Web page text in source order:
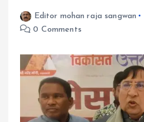
Editor mohan raja sangwan
0 Comments